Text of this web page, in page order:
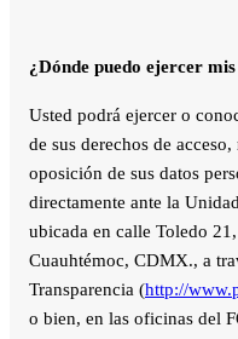
¿Dónde puedo ejercer
Usted podrá ejercer o
de sus derechos de
oposición de sus datos
directamente ante la
ubicada en calle Toledo
Cuauhtémoc, CDMX., a
Transparencia (http://
o bien, en las oficinas del